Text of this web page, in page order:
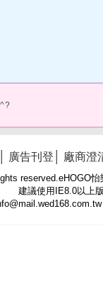
廣告刊登 廠商澄
reserved.eHOGO
建議使用IE8.0以上